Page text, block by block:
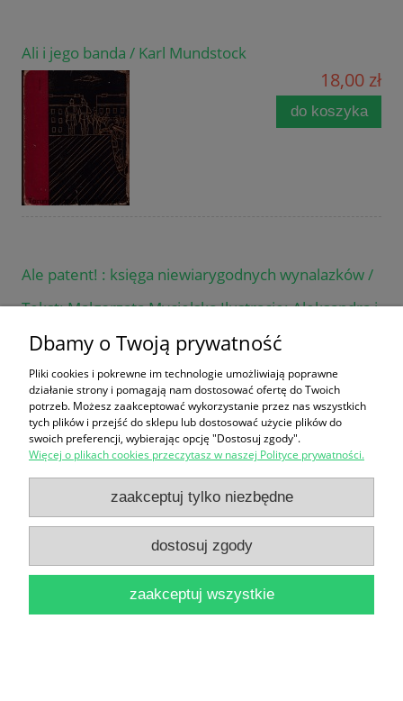
Ali i jego banda / Karl Mundstock
18,00 zł
do koszyka
Ale patent! : księga niewiarygodnych wynalazków /
Tekst: Małgorzata Mycielska Ilustracje: Aleksandra i
Daniel Mizielińscy
41,90 zł
do koszyka
Michał Strogow / Verne Jules
Dbamy o Twoją prywatność
Pliki cookies i pokrewne im technologie umożliwiają poprawne
działanie strony i pomagają nam dostosować ofertę do Twoich
potrzeb. Możesz zaakceptować wykorzystanie przez nas wszystkich
tych plików i przejść do sklepu lub dostosować użycie plików do
swoich preferencji, wybierając opcję "Dostosuj zgody".
Więcej o plikach cookies przeczytasz w naszej Polityce prywatności.
zaakceptuj tylko niezbędne
dostosuj zgody
zaakceptuj wszystkie